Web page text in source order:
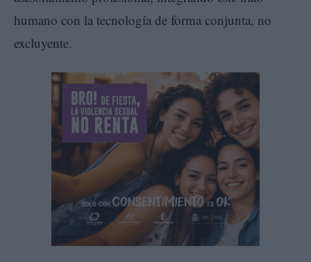
humano con la tecnología de forma conjunta, no
excluyente.